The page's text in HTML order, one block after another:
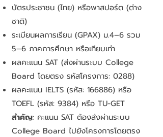
บัตรประชาชน (ไทย) หรือพาสปอร์ต (ต่าง
ชาติ)
ระเบียนผลการเรียน (GPAX) ม.4–6 รวม
5–6 ภาคการศึกษา หรือเทียบเท่า
ผลคะแนน SAT (ส่งผ่านระบบ College
Board โดยตรง รหัสโครงการ: 0288)
ผลคะแนน IELTS (รหัส: 166886) หรือ
TOEFL (รหัส: 9384) หรือ TU-GET
สำคัญ: คะแนน SAT ต้องส่งผ่านระบบ
College Board ไปยังโครงการโดยตรง